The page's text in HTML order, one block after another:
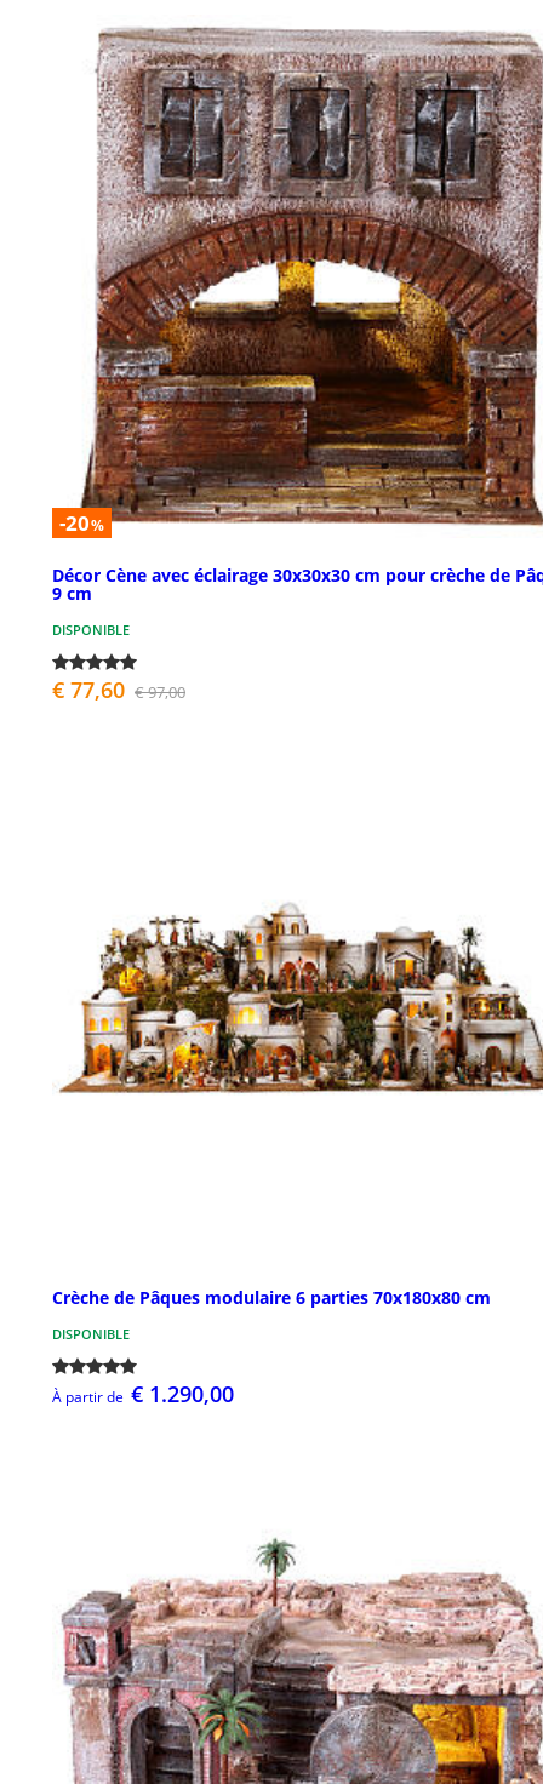
-20%
Décor Cène avec éclairage 30x30x30 cm pour crèche de
9 cm
DISPONIBLE
€ 77,60 € 97,00
Crèche de Pâques modulaire 6 parties 70x180x80 cm
DISPONIBLE
À partir de € 1.290,00